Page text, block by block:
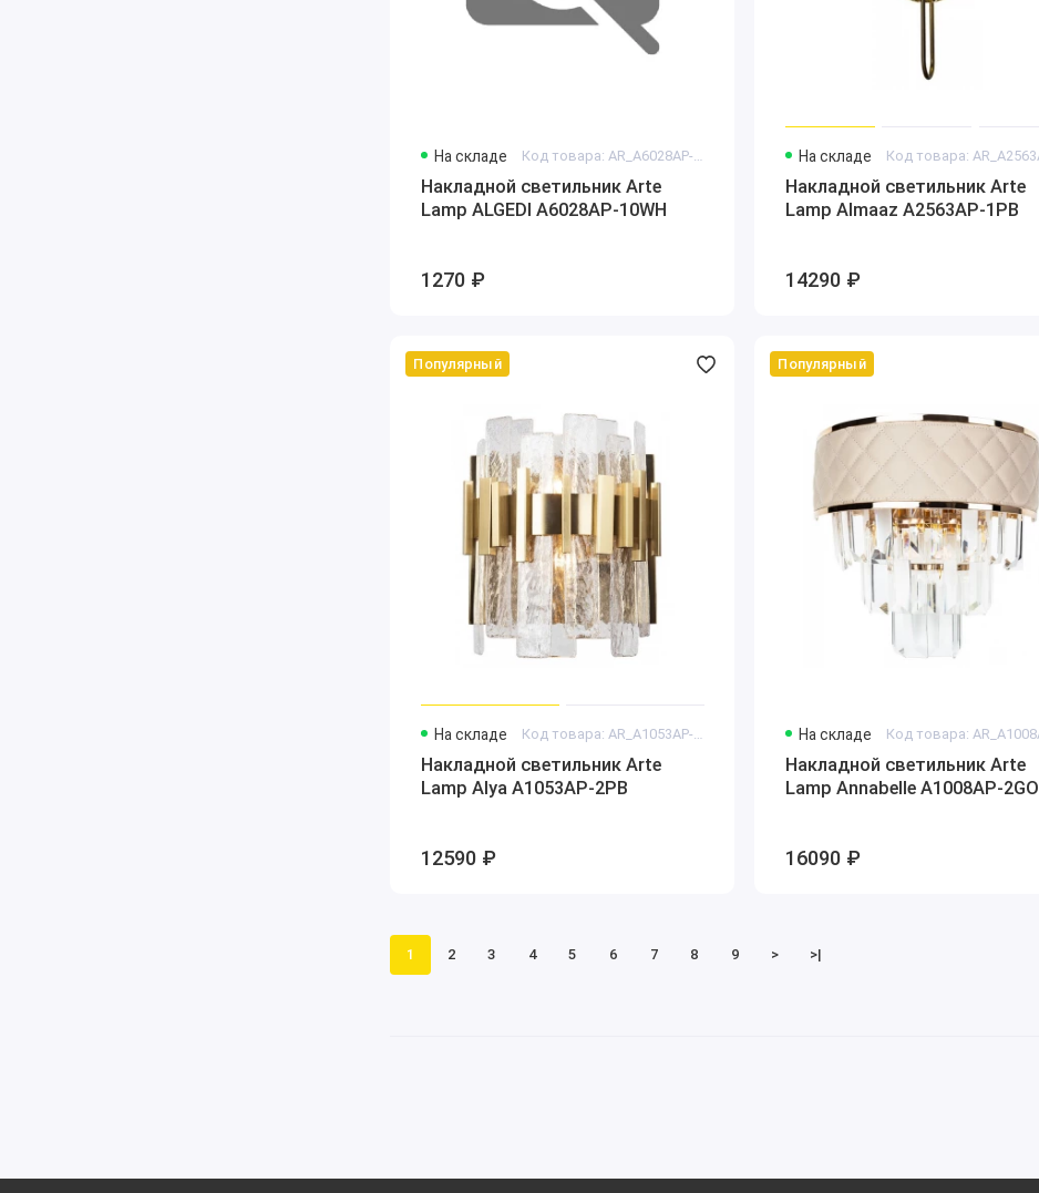
На складе Код товара: AR_A6028AP-10WH
Накладной светильник Arte
Lamp ALGEDI A6028AP-10WH
1270 ₽
На складе
Накладной светильник Arte
Lamp Almaaz A2563AP-1PB
14290 ₽
Популярный
На складе Код товара: AR_A1053AP-2PB
Накладной светильник Arte
Lamp Alya A1053AP-2PB
12590 ₽
Популярный
На складе
Накладной светильник Arte
Lamp Annabelle A1008AP-2GO
16090 ₽
1 2 3 4 5 6 7 8 9 > >|